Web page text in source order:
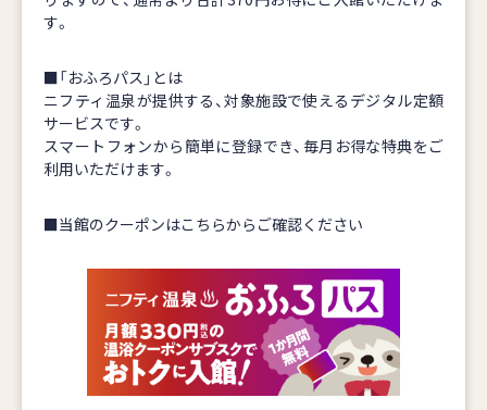
す。
■「おふろパス」とは
ニフティ温泉が提供する、対象施設で使えるデジタル定額
サービスです。
スマートフォンから簡単に登録でき、毎月お得な特典をご
利用いただけます。
■当館のクーポンはこちらからご確認ください